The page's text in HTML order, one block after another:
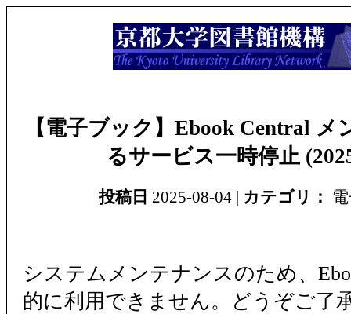
【電子ブック】Ebook Central
るサービス一時停止
投稿日 2025-08-04 | カテゴリ：
システムメンテナンスのため、
的に利用できません。どうぞご了